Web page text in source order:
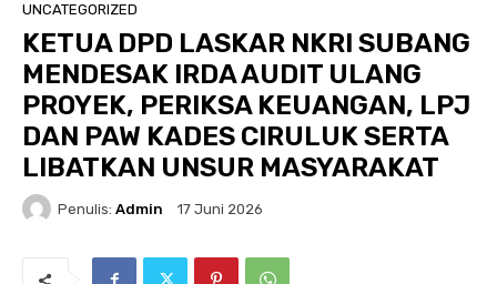
UNCATEGORIZED
KETUA DPD LASKAR NKRI SUBANG
MENDESAK IRDA AUDIT ULANG
PROYEK, PERIKSA KEUANGAN, LPJ
DAN PAW KADES CIRULUK SERTA
LIBATKAN UNSUR MASYARAKAT
Penulis: Admin 17 Juni 2026